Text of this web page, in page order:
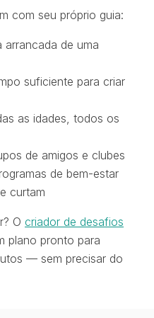
com seu próprio guia:
de uma
suficiente para criar
as idades, todos os
de amigos e clubes
de bem-estar
curtam
O criador de desafios
plano pronto para
— sem precisar do